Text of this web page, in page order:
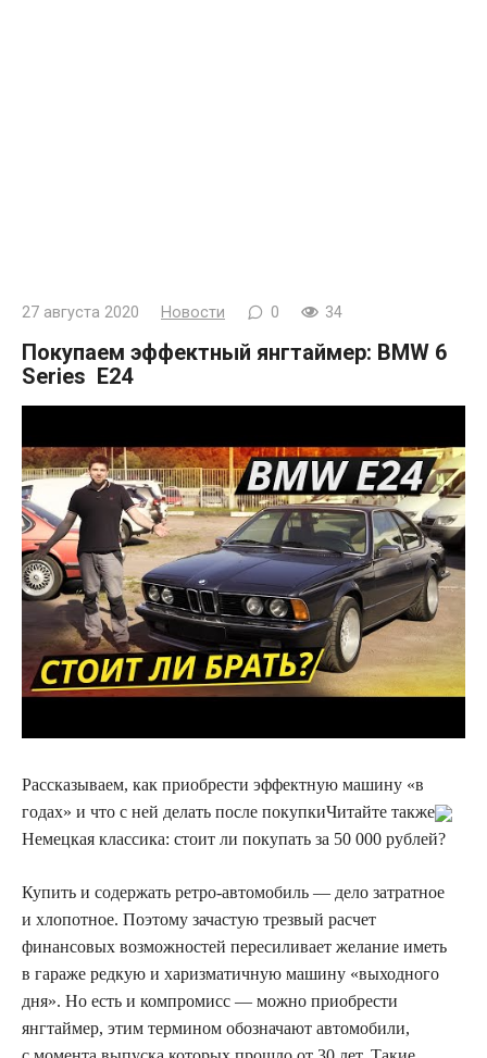
27 августа 2020 Новости 0 34
Покупаем эффектный янгтаймер: BMW 6
Series E24
Рассказываем, как приобрести эффектную машину «в
годах» и что с ней делать после покупкиЧитайте также
Немецкая классика: стоит ли покупать за 50 000 рублей?
Купить и содержать ретро-автомобиль — дело затратное
и хлопотное. Поэтому зачастую трезвый расчет
финансовых возможностей пересиливает желание иметь
в гараже редкую и харизматичную машину «выходного
дня». Но есть и компромисс — можно приобрести
янгтаймер, этим термином обозначают автомобили,